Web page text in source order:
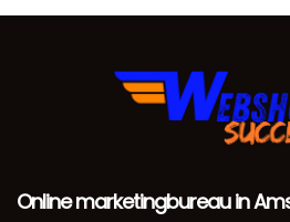
Online marketingbureau in